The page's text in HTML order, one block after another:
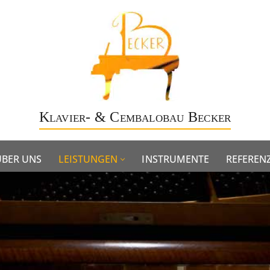
Klavier- & Cembalobau Becker
UNS LEISTUNGEN INSTRUMENTE